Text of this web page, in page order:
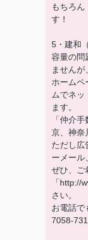
もちろ
す！
5・建和
容量の問
ませんが、
ホームペ
ムでネッ
ます。
「仲介
京、神奈
ただし広
ーメール
ぜひ、ご
「http://
さい。
お電話で
7058-